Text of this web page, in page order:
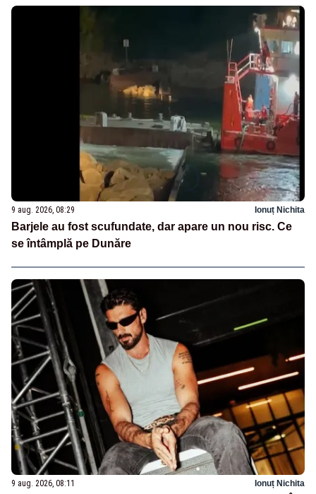
9 aug. 2026, 08:29 Ionuț Nichita
Barjele au fost scufundate, dar apare un nou risc. Ce
se întâmplă pe Dunăre
9 aug. 2026, 08:11 Ionuț Nichita